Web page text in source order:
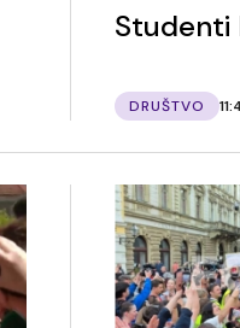
Studenti
DRUŠTVO